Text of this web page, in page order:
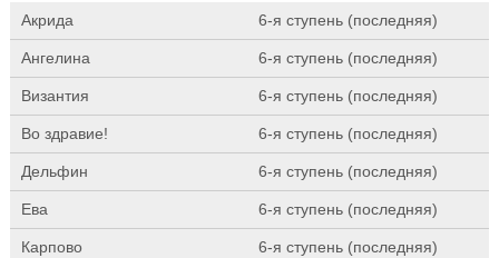
Акрида 6-я ступень (последняя)
Ангелина 6-я ступень (последняя)
Византия 6-я ступень (последняя)
Во здравие! 6-я ступень (последняя)
Дельфин 6-я ступень (последняя)
Ева 6-я ступень (последняя)
Карпово 6-я ступень (последняя)